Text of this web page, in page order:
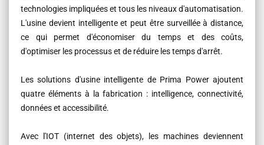
technologies impliquées et tous les niveaux d'automatisation.
L'usine devient intelligente et peut être surveillée à distance,
ce qui permet d'économiser du temps et des coûts,
d'optimiser les processus et de réduire les temps d'arrêt.
Les solutions d'usine intelligente de Prima Power ajoutent
quatre éléments à la fabrication : intelligence, connectivité,
données et accessibilité.
Avec l'IOT (internet des objets), les machines deviennent